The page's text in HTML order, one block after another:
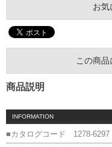
お気
この商品
商品説明
INFORMATION
■カタログコード 1278-6297